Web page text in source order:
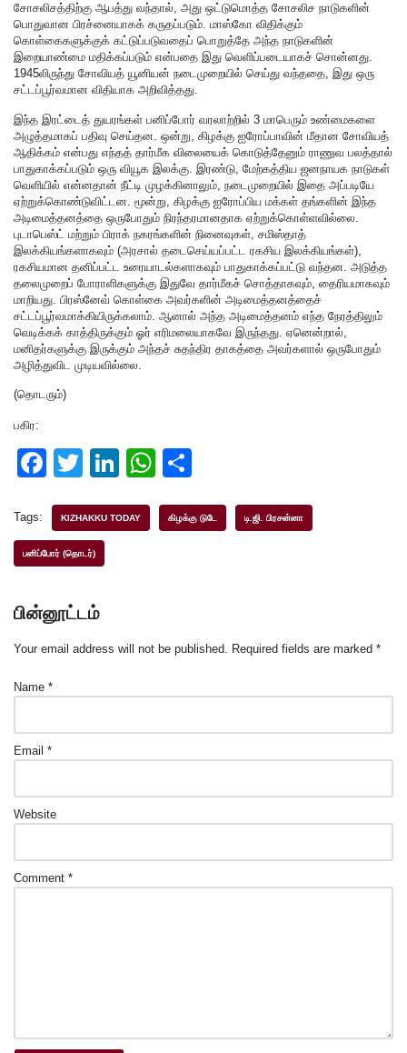
சோசலிசத்திற்கு ஆபத்து வந்தால், அது ஒட்டுமொத்த சோசலிச நாடுகளின்
பொதுவான பிரச்னையாகக் கருதப்படும். மாஸ்கோ விதிக்கும்
கொள்கைகளுக்குக் கட்டுப்படுவதைப் பொறுத்தே அந்த நாடுகளின்
இறையாண்மை மதிக்கப்படும் என்பதை இது வெளிப்படையாகச் சொன்னது.
1945லிருந்து சோவியத் யூனியன் நடைமுறையில் செய்து வந்ததை, இது ஒரு
சட்டப்பூர்வமான விதியாக அறிவித்தது.
இந்த இரட்டைத் துயரங்கள் பனிப்போர் வரலாற்றில் 3 மாபெரும் உண்மைகளை
அழுத்தமாகப் பதிவு செய்தன. ஒன்று, கிழக்கு ஐரோப்பாவின் மீதான சோவியத்
ஆதிக்கம் என்பது எந்தத் தார்மீக விலையைக் கொடுத்தேனும் ராணுவ பலத்தால்
பாதுகாக்கப்படும் ஒரு வியூக இலக்கு. இரண்டு, மேற்கத்திய ஜனநாயக நாடுகள்
வெளியில் என்னதான் நீட்டி முழக்கினாலும், நடைமுறையில் இதை அப்படியே
ஏற்றுக்கொண்டுவிட்டன. மூன்று, கிழக்கு ஐரோப்பிய மக்கள் தங்களின் இந்த
அடிமைத்தனத்தை ஒருபோதும் நிரந்தரமானதாக ஏற்றுக்கொள்ளவில்லை.
புடாபெஸ்ட் மற்றும் பிராக் நகரங்களின் நினைவுகள், சமிஸ்தாத்
இலக்கியங்களாகவும் (அரசால் தடைசெய்யப்பட்ட ரகசிய இலக்கியங்கள்),
ரகசியமான தனிப்பட்ட உரையாடல்களாகவும் பாதுகாக்கப்பட்டு வந்தன. அடுத்த
தலைமுறைப் போராளிகளுக்கு இதுவே தார்மீகச் சொத்தாகவும், தைரியமாகவும்
மாறியது. பிரஸ்னேவ் கொள்கை அவர்களின் அடிமைத்தனத்தைச்
சட்டப்பூர்வமாக்கியிருக்கலாம். ஆனால் அந்த அடிமைத்தனம் எந்த நேரத்திலும்
வெடிக்கக் காத்திருக்கும் ஓர் எரிமலையாகவே இருந்தது. ஏனென்றால்,
மனிதர்களுக்கு இருக்கும் அந்தச் சுதந்திர தாகத்தை அவர்களால் ஒருபோதும்
அழித்துவிட முடியவில்லை.
(தொடரும்)
பகிர:
F
c
e
o
T
tt
er
Li
k
W
at
p
ar
Tags: KIZHAKKU TODAY கிழக்கு டுடே டி.ஜி. பிரசன்னா
பனிப்போர் (தொடர்)
பின்னூட்டம்
Your email address will not be published. Required fields are marked *
Name *
Email *
Website
Comment *